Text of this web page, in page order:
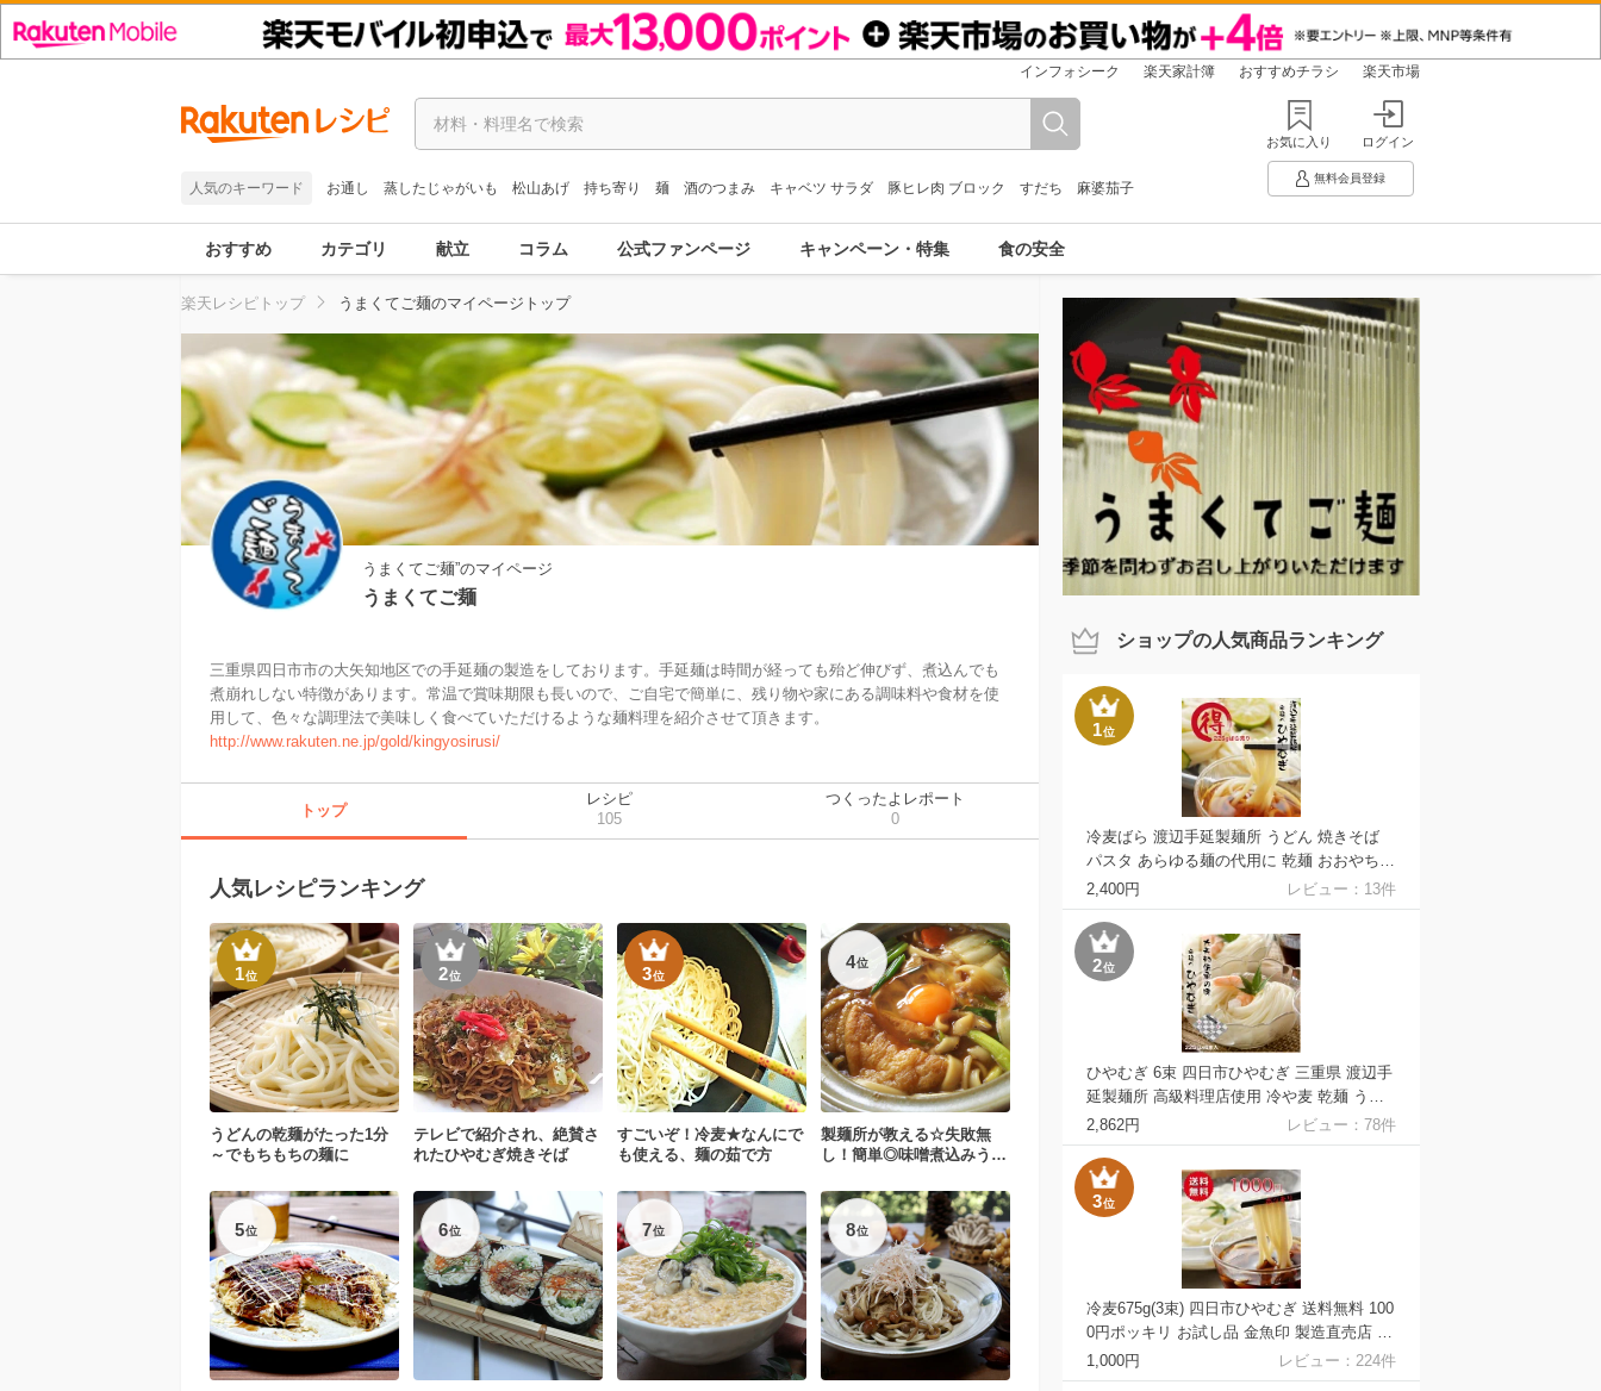
インフォシーク 楽天家計簿 おすすめチラシ 楽天市場
人気のキーワード お通し 蒸したじゃがいも 松山あげ 持ち寄り 麺 酒のつまみ キャベツ サラダ 豚ヒレ肉 ブロック すだち 麻婆茄子
お気に入り ログイン
無料会員登録
おすすめ カテゴリ 献立 コラム 公式ファンページ キャンペーン・特集 食の安全
楽天レシピトップ うまくてご麺のマイページトップ
うまくてご麺”のマイページ
うまくてご麺
三重県四日市市の大矢知地区での手延麺の製造をしております。手延麺は時間が経っても殆ど伸びず、煮込んでも
煮崩れしない特徴があります。常温で賞味期限も長いので、ご自宅で簡単に、残り物や家にある調味料や食材を使
http://www.rakuten.ne.jp/gold/kingyosirusi/
トップ
レシピ
105
つくったよレポート
0
人気レシピランキング
1位
うどんの乾麺がたった1分
～でもちもちの麺に
2位
テレビで紹介され、絶賛さ
れたひやむぎ焼きそば
3位
すごいぞ！冷麦★なんにで
も使える、麺の茹で方
4位
製麺所が教える☆失敗無
し！簡単◎味噌煮込みうど
5位 6位 7位 8位
ショップの人気商品ランキング
1位
冷麦ばら 渡辺手延製麺所 うどん 焼きそば
パスタ あらゆる麺の代用に 乾麺 おおやち
手延べ 冷や麦 金魚印冷麦 製造直売店 自宅
用 ちょっとしたお返し 冷や麦 ひやむぎ お
得品
2,400円 レビュー： 13件
2位
ひやむぎ 6束 四日市ひやむぎ 三重県 渡辺手
延製麺所 高級料理店使用 冷や麦 乾麺 うど
ん 焼きそば パスタ あらゆる麺の代用に 生
めん のような おおやち 手延べ 冷麦 金魚印
製造直売店 大矢知 伝統の味 高級手延麺 長
期保存食 常温食 無添加 うまくてご麺 umak
utegomen
2,862円 レビュー： 78件
3位
冷麦675g(3束) 四日市ひやむぎ 送料無料 100
0円ポッキリ お試し品 金魚印 製造直売店 渡
辺手延製麺所 お得 おためし価格 冷や麦 高
級料理店使用 四日市特産品 乾麺 umakutego
1,000円 レビュー： 224件